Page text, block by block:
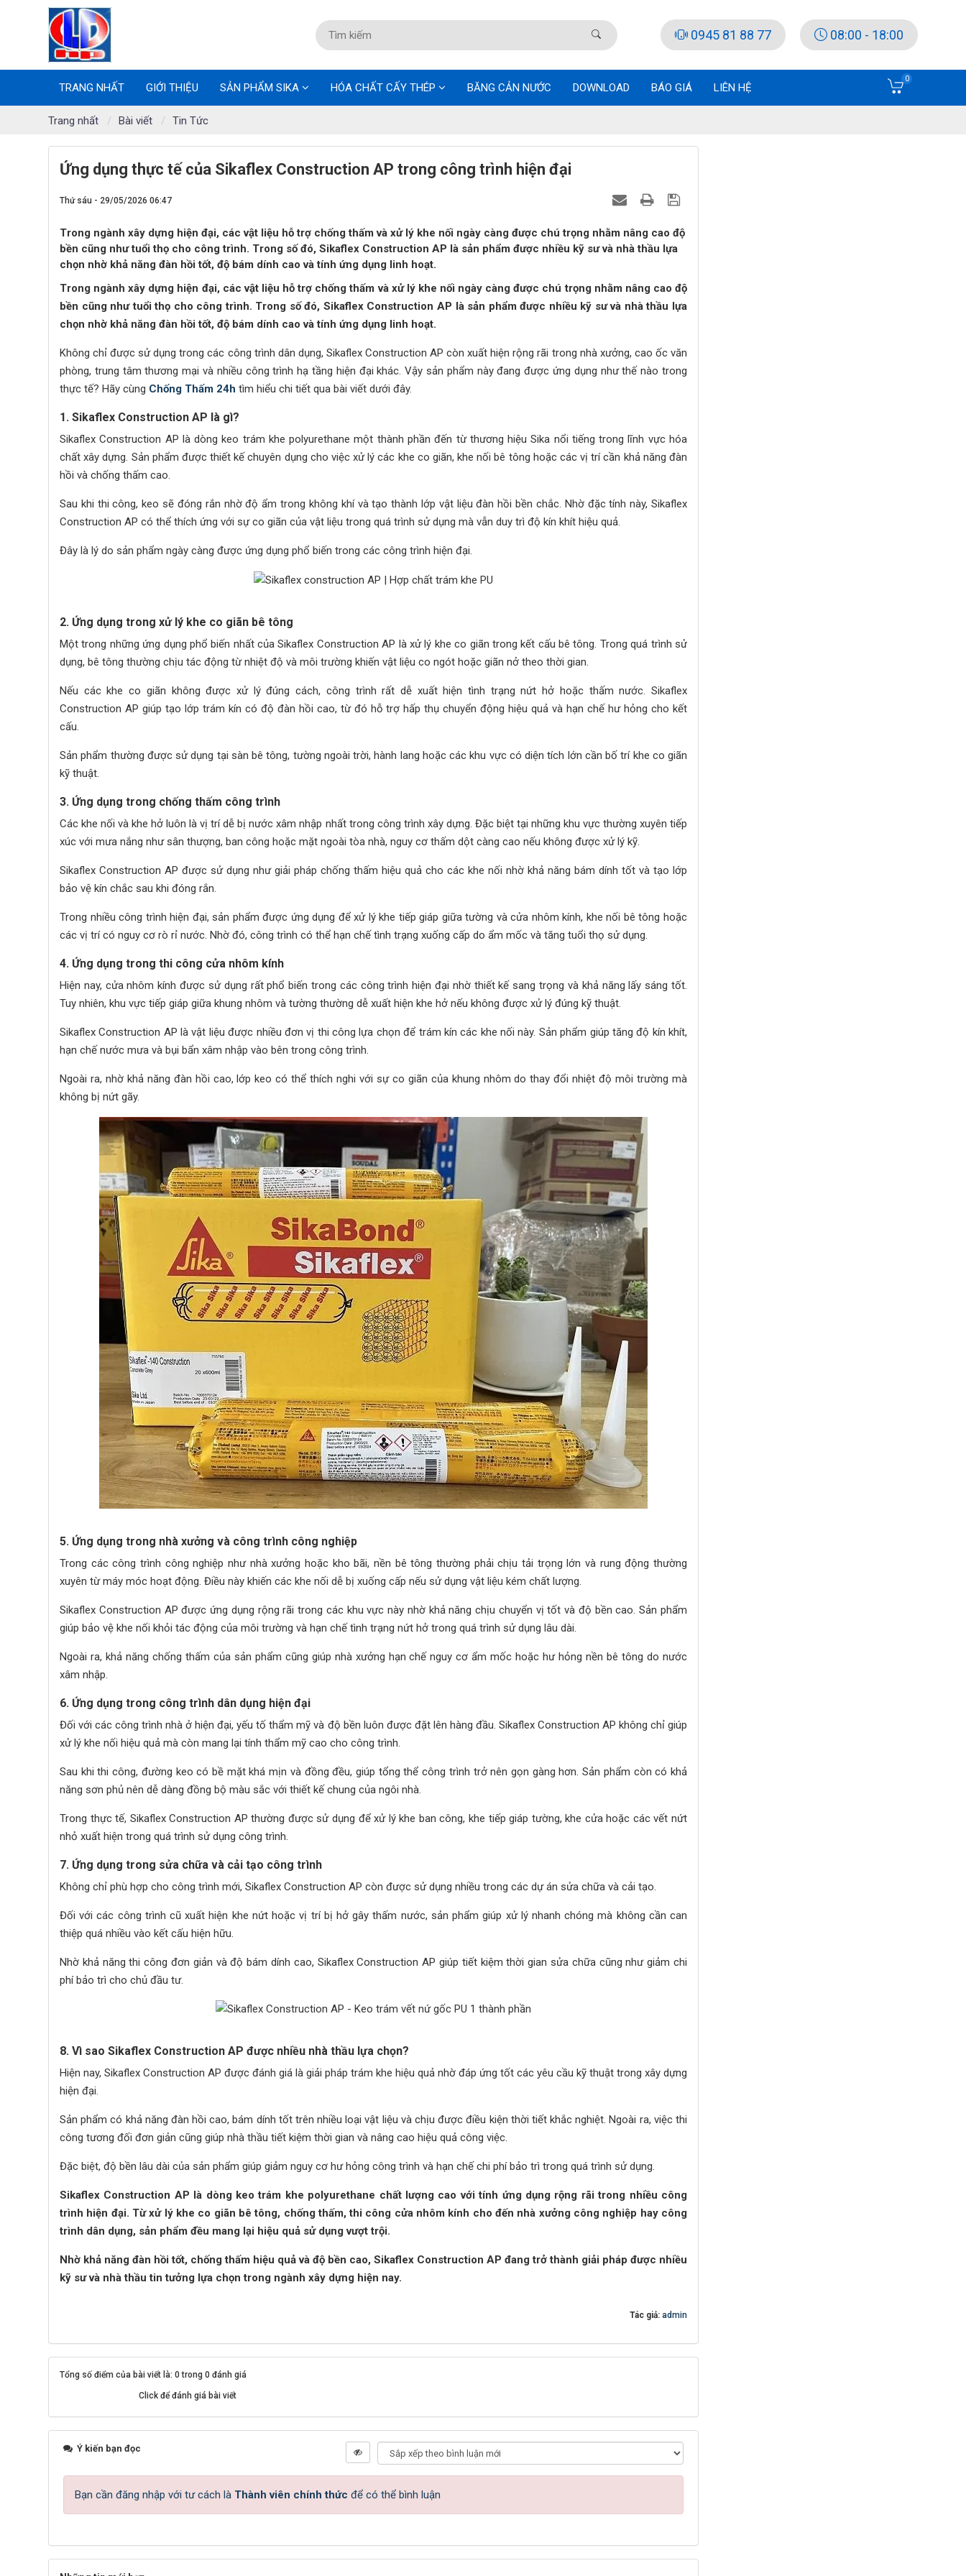
0945 81 88 77 08:00 - 18:00
TRANG NHẤT GIỚI THIỆU SẢN PHẨM SIKA HÓA CHẤT CẤY THÉP BĂNG CẢN NƯỚC DOWNLOAD BÁO GIÁ LIÊN HỆ
0
Trang nhất Bài viết Tin Tức
Ứng dụng thực tế của Sikaflex Construction AP trong công trình hiện đại
Thứ sáu - 29/05/2026 06:47
Trong ngành xây dựng hiện đại, các vật liệu hỗ trợ chống thấm và xử lý khe nối ngày càng được chú trọng nhằm nâng cao độ
bền cũng như tuổi thọ cho công trình. Trong số đó, Sikaflex Construction AP là sản phẩm được nhiều kỹ sư và nhà thầu lựa
chọn nhờ khả năng đàn hồi tốt, độ bám dính cao và tính ứng dụng linh hoạt.
Trong ngành xây dựng hiện đại, các vật liệu hỗ trợ chống thấm và xử lý khe nối ngày càng được chú trọng nhằm nâng cao độ
bền cũng như tuổi thọ cho công trình. Trong số đó, Sikaflex Construction AP là sản phẩm được nhiều kỹ sư và nhà thầu lựa
chọn nhờ khả năng đàn hồi tốt, độ bám dính cao và tính ứng dụng linh hoạt.
Không chỉ được sử dụng trong các công trình dân dụng, Sikaflex Construction AP còn xuất hiện rộng rãi trong nhà xưởng, cao ốc văn
phòng, trung tâm thương mại và nhiều công trình hạ tầng hiện đại khác. Vậy sản phẩm này đang được ứng dụng như thế nào trong
thực tế? Hãy cùng Chống Thấm 24h tìm hiểu chi tiết qua bài viết dưới đây.
1. Sikaflex Construction AP là gì?
Sikaflex Construction AP là dòng keo trám khe polyurethane một thành phần đến từ thương hiệu Sika nổi tiếng trong lĩnh vực hóa
chất xây dựng. Sản phẩm được thiết kế chuyên dụng cho việc xử lý các khe co giãn, khe nối bê tông hoặc các vị trí cần khả năng đàn
hồi và chống thấm cao.
Sau khi thi công, keo sẽ đóng rắn nhờ độ ẩm trong không khí và tạo thành lớp vật liệu đàn hồi bền chắc. Nhờ đặc tính này, Sikaflex
Construction AP có thể thích ứng với sự co giãn của vật liệu trong quá trình sử dụng mà vẫn duy trì độ kín khít hiệu quả.
Đây là lý do sản phẩm ngày càng được ứng dụng phổ biến trong các công trình hiện đại.
2. Ứng dụng trong xử lý khe co giãn bê tông
Một trong những ứng dụng phổ biến nhất của Sikaflex Construction AP là xử lý khe co giãn trong kết cấu bê tông. Trong quá trình sử
dụng, bê tông thường chịu tác động từ nhiệt độ và môi trường khiến vật liệu co ngót hoặc giãn nở theo thời gian.
Nếu các khe co giãn không được xử lý đúng cách, công trình rất dễ xuất hiện tình trạng nứt hở hoặc thấm nước. Sikaflex
Construction AP giúp tạo lớp trám kín có độ đàn hồi cao, từ đó hỗ trợ hấp thụ chuyển động hiệu quả và hạn chế hư hỏng cho kết
cấu.
Sản phẩm thường được sử dụng tại sàn bê tông, tường ngoài trời, hành lang hoặc các khu vực có diện tích lớn cần bố trí khe co giãn
kỹ thuật.
3. Ứng dụng trong chống thấm công trình
Các khe nối và khe hở luôn là vị trí dễ bị nước xâm nhập nhất trong công trình xây dựng. Đặc biệt tại những khu vực thường xuyên tiếp
xúc với mưa nắng như sân thượng, ban công hoặc mặt ngoài tòa nhà, nguy cơ thấm dột càng cao nếu không được xử lý kỹ.
Sikaflex Construction AP được sử dụng như giải pháp chống thấm hiệu quả cho các khe nối nhờ khả năng bám dính tốt và tạo lớp
bảo vệ kín chắc sau khi đóng rắn.
Trong nhiều công trình hiện đại, sản phẩm được ứng dụng để xử lý khe tiếp giáp giữa tường và cửa nhôm kính, khe nối bê tông hoặc
các vị trí có nguy cơ rò rỉ nước. Nhờ đó, công trình có thể hạn chế tình trạng xuống cấp do ẩm mốc và tăng tuổi thọ sử dụng.
4. Ứng dụng trong thi công cửa nhôm kính
Hiện nay, cửa nhôm kính được sử dụng rất phổ biến trong các công trình hiện đại nhờ thiết kế sang trọng và khả năng lấy sáng tốt.
Tuy nhiên, khu vực tiếp giáp giữa khung nhôm và tường thường dễ xuất hiện khe hở nếu không được xử lý đúng kỹ thuật.
Sikaflex Construction AP là vật liệu được nhiều đơn vị thi công lựa chọn để trám kín các khe nối này. Sản phẩm giúp tăng độ kín khít,
hạn chế nước mưa và bụi bẩn xâm nhập vào bên trong công trình.
Ngoài ra, nhờ khả năng đàn hồi cao, lớp keo có thể thích nghi với sự co giãn của khung nhôm do thay đổi nhiệt độ môi trường mà
không bị nứt gãy.
5. Ứng dụng trong nhà xưởng và công trình công nghiệp
Trong các công trình công nghiệp như nhà xưởng hoặc kho bãi, nền bê tông thường phải chịu tải trọng lớn và rung động thường
xuyên từ máy móc hoạt động. Điều này khiến các khe nối dễ bị xuống cấp nếu sử dụng vật liệu kém chất lượng.
Sikaflex Construction AP được ứng dụng rộng rãi trong các khu vực này nhờ khả năng chịu chuyển vị tốt và độ bền cao. Sản phẩm
giúp bảo vệ khe nối khỏi tác động của môi trường và hạn chế tình trạng nứt hở trong quá trình sử dụng lâu dài.
Ngoài ra, khả năng chống thấm của sản phẩm cũng giúp nhà xưởng hạn chế nguy cơ ẩm mốc hoặc hư hỏng nền bê tông do nước
xâm nhập.
6. Ứng dụng trong công trình dân dụng hiện đại
Đối với các công trình nhà ở hiện đại, yếu tố thẩm mỹ và độ bền luôn được đặt lên hàng đầu. Sikaflex Construction AP không chỉ giúp
xử lý khe nối hiệu quả mà còn mang lại tính thẩm mỹ cao cho công trình.
Sau khi thi công, đường keo có bề mặt khá mịn và đồng đều, giúp tổng thể công trình trở nên gọn gàng hơn. Sản phẩm còn có khả
năng sơn phủ nên dễ dàng đồng bộ màu sắc với thiết kế chung của ngôi nhà.
Trong thực tế, Sikaflex Construction AP thường được sử dụng để xử lý khe ban công, khe tiếp giáp tường, khe cửa hoặc các vết nứt
nhỏ xuất hiện trong quá trình sử dụng công trình.
7. Ứng dụng trong sửa chữa và cải tạo công trình
Không chỉ phù hợp cho công trình mới, Sikaflex Construction AP còn được sử dụng nhiều trong các dự án sửa chữa và cải tạo.
Đối với các công trình cũ xuất hiện khe nứt hoặc vị trí bị hở gây thấm nước, sản phẩm giúp xử lý nhanh chóng mà không cần can
thiệp quá nhiều vào kết cấu hiện hữu.
Nhờ khả năng thi công đơn giản và độ bám dính cao, Sikaflex Construction AP giúp tiết kiệm thời gian sửa chữa cũng như giảm chi
phí bảo trì cho chủ đầu tư.
8. Vì sao Sikaflex Construction AP được nhiều nhà thầu lựa chọn?
Hiện nay, Sikaflex Construction AP được đánh giá là giải pháp trám khe hiệu quả nhờ đáp ứng tốt các yêu cầu kỹ thuật trong xây dựng
hiện đại.
Sản phẩm có khả năng đàn hồi cao, bám dính tốt trên nhiều loại vật liệu và chịu được điều kiện thời tiết khắc nghiệt. Ngoài ra, việc thi
công tương đối đơn giản cũng giúp nhà thầu tiết kiệm thời gian và nâng cao hiệu quả công việc.
Đặc biệt, độ bền lâu dài của sản phẩm giúp giảm nguy cơ hư hỏng công trình và hạn chế chi phí bảo trì trong quá trình sử dụng.
Sikaflex Construction AP là dòng keo trám khe polyurethane chất lượng cao với tính ứng dụng rộng rãi trong nhiều công
trình hiện đại. Từ xử lý khe co giãn bê tông, chống thấm, thi công cửa nhôm kính cho đến nhà xưởng công nghiệp hay công
trình dân dụng, sản phẩm đều mang lại hiệu quả sử dụng vượt trội.
Nhờ khả năng đàn hồi tốt, chống thấm hiệu quả và độ bền cao, Sikaflex Construction AP đang trở thành giải pháp được nhiều
kỹ sư và nhà thầu tin tưởng lựa chọn trong ngành xây dựng hiện nay.
Tác giả: admin
Tổng số điểm của bài viết là: 0 trong 0 đánh giá
Click để đánh giá bài viết
Ý kiến bạn đọc
Bạn cần đăng nhập với tư cách là Thành viên chính thức để có thể bình luận